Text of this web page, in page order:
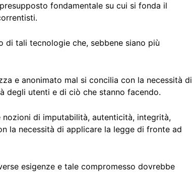
fondamentale su cui si fonda il
di tali tecnologie che, sebbene siano più
e anonimato mal si concilia con la necessità di
degli utenti e di ciò che stanno facendo.
di imputabilità, autenticità, integrità,
la necessità di applicare la legge di fronte ad
esigenze e tale compromesso dovrebbe